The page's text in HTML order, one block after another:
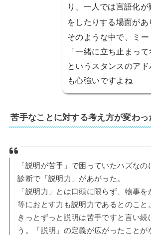
り、一人では言語化
をしたりする場面があ
そのような中で、ミ
「一緒に立ち止まって
というスタンスのア
も心強いですよね
苦手なことに対する考え方が変わっ
「説明が苦手」で困っていたハズなの
診断で「説明力」があがった。
「説明力」とは口頭に限らず、物事
等におとす力も説明力であるとのこと
きっとずっと説明は苦手ですと言い続
う。「説明」の定義が広がったことが